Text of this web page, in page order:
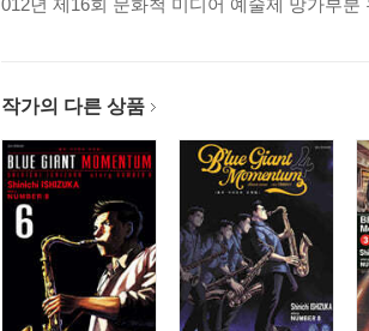
012년 제16회 문화척 미디어 예술제 망가부분
작가의 다른 상품